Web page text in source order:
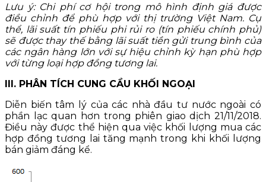
Lưu ý: Chi phí cơ hội trong mô hình định giá được
điều chỉnh để phù hợp với thị trường Việt Nam. Cụ
thể, lãi suất tín phiếu phi rủi ro (tín phiếu chính phủ)
sẽ được thay thế bằng lãi suất tiền gửi trung bình của
các ngân hàng lớn với sự hiệu chỉnh kỳ hạn phù hợp
với từng loại hợp đồng tương lai.
III. PHÂN TÍCH CUNG CẦU KHỐI NGOẠI
Diễn biến tâm lý của các nhà đầu tư nước ngoài có
phần lạc quan hơn trong phiên giao dịch 21/11/2018.
Điều này được thể hiện qua việc khối lượng mua các
hợp đồng tương lai tăng mạnh trong khi khối lượng
bán giảm đáng kể.